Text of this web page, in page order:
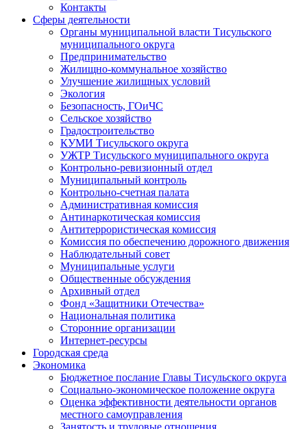
Контакты
Сферы деятельности
Органы муниципальной власти Тисульского
муниципального округа
Предпринимательство
Жилищно-коммунальное хозяйство
Улучшение жилищных условий
Экология
Безопасность, ГОиЧС
Сельское хозяйство
Градостроительство
КУМИ Тисульского округа
УЖТР Тисульского муниципального округа
Контрольно-ревизионный отдел
Муниципальный контроль
Контрольно-счетная палата
Административная комиссия
Антинаркотическая комиссия
Антитеррористическая комиссия
Комиссия по обеспечению дорожного движения
Наблюдательный совет
Муниципальные услуги
Общественные обсуждения
Архивный отдел
Фонд «Защитники Отечества»
Национальная политика
Сторонние организации
Интернет-ресурсы
Городская среда
Экономика
Бюджетное послание Главы Тисульского округа
Социально-экономическое положение округа
Оценка эффективности деятельности органов
местного самоуправления
Занятость и трудовые отношения